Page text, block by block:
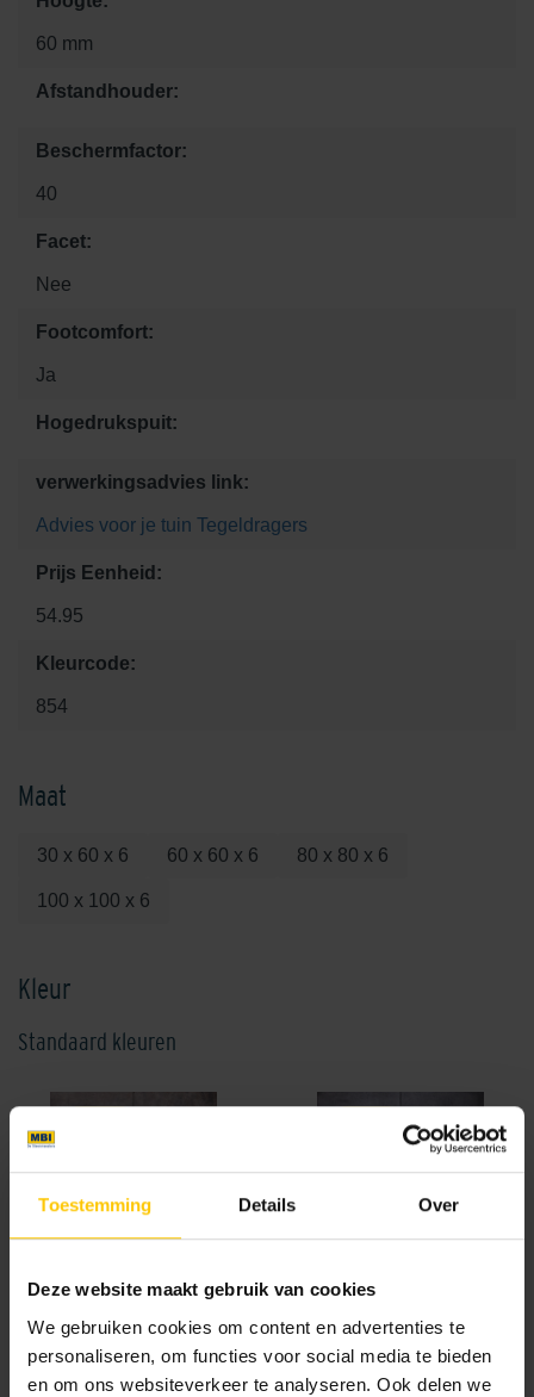
Toestemming Details Over
Deze website maakt gebruik van cookies
We gebruiken cookies om content en advertenties te
personaliseren, om functies voor social media te bieden
en om ons websiteverkeer te analyseren. Ook delen we
60 mm
Afstandhouder:
Beschermfactor:
40
Facet:
Nee
Footcomfort:
Ja
Hogedrukspuit:
verwerkingsadvies link:
Advies voor je tuin Tegeldragers
Prijs Eenheid:
54.95
Kleurcode:
854
Maat
30 x 60 x 6 60 x 60 x 6 80 x 80 x 6
100 x 100 x 6
Kleur
Standaard kleuren
Nieuw